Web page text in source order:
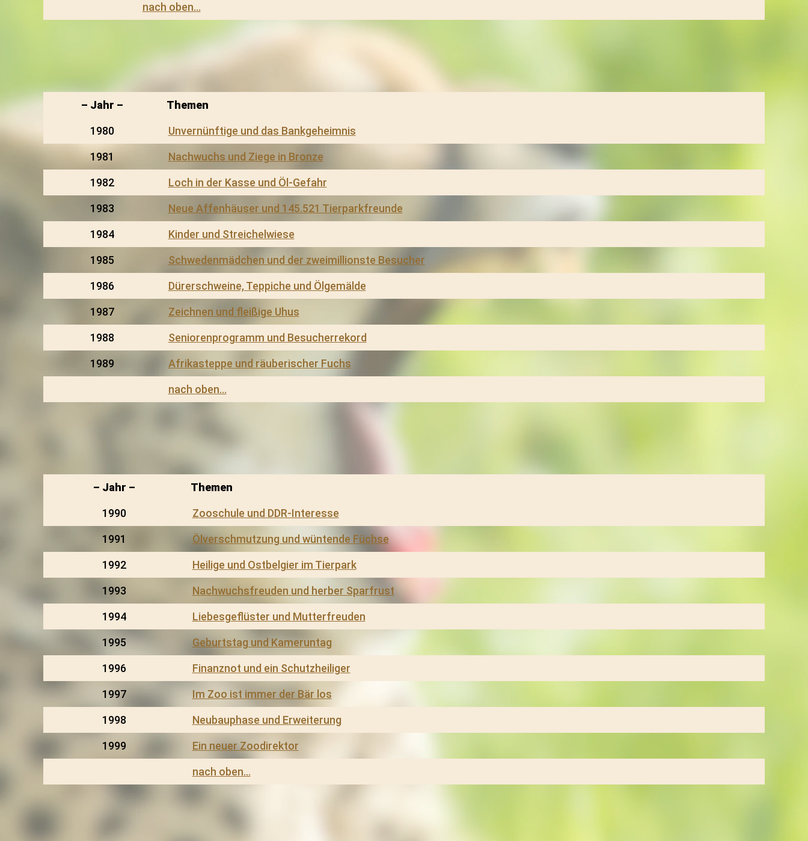
nach oben…
– Jahr – Themen
1980 Unvernünftige und das Bankgeheimnis
1981 Nachwuchs und Ziege in Bronze
1982 Loch in der Kasse und Öl-Gefahr
1983 Neue Affenhäuser und 145.521 Tierparkfreunde
1984 Kinder und Streichelwiese
1985 Schwedenmädchen und der zweimillionste Besucher
1986 Dürerschweine, Teppiche und Ölgemälde
1987 Zeichnen und fleißige Uhus
1988 Seniorenprogramm und Besucherrekord
1989 Afrikasteppe und räuberischer Fuchs
nach oben…
– Jahr – Themen
1990 Zooschule und DDR-Interesse
1991 Ölverschmutzung und wüntende Füchse
1992 Heilige und Ostbelgier im Tierpark
1993 Nachwuchsfreuden und herber Sparfrust
1994 Liebesgeflüster und Mutterfreuden
1995 Geburtstag und Kameruntag
1996 Finanznot und ein Schutzheiliger
1997 Im Zoo ist immer der Bär los
1998 Neubauphase und Erweiterung
1999 Ein neuer Zoodirektor
nach oben…